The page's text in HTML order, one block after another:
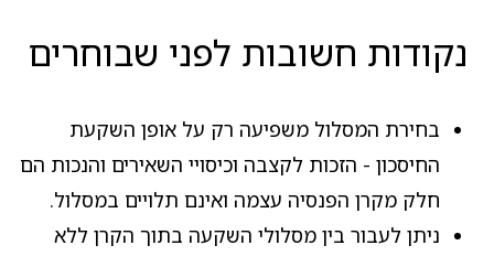
נקודות חשובות לפני שבוחרים
בחירת המסלול משפיעה רק על אופן השקעת
החיסכון - הזכות לקצבה וכיסויי השאירים והנכות הם
חלק מקרן הפנסיה עצמה ואינם תלויים במסלול.
ניתן לעבור בין מסלולי השקעה בתוך הקרן ללא